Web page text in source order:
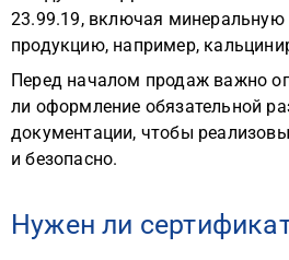
23.99.19, включая
продукцию, например,
Перед началом продаж важно
ли оформление обязательной
документации, чтобы
и безопасно.
Нужен ли